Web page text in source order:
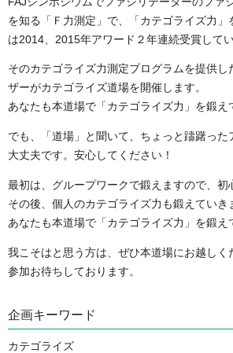
を知る「Ｆ力測定」で、「カテゴライズ力」
は2014、2015年アワード２年連続受賞してい
そのカテゴライズ力測定プログラムを提供し
ザーがカテゴライズ道場を開催します。
あなたも本道場で「カテゴライズ力」を鍛え
でも、「道場」と聞いて、ちょっと躊躇った
大丈夫です。安心してください！
最初は、グループワークで鍛えますので、初
その後、個人のカテゴライズ力も鍛えていき
あなたも本道場で「カテゴライズ力」を鍛え
我こそはと思う方は、ぜひ本道場にお越しく
参加お待ちしております。
企画キーワード
カテゴライズ